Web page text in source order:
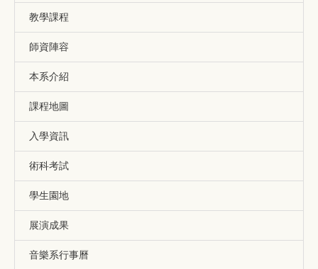
教學課程
師資陣容
本系介紹
課程地圖
入學資訊
術科考試
學生園地
展演成果
音樂系行事曆